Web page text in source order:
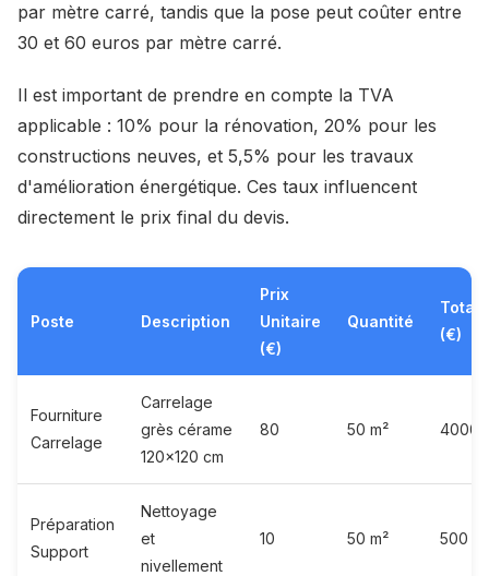
par mètre carré, tandis que la pose peut coûter entre
30 et 60 euros par mètre carré.
Il est important de prendre en compte la TVA
applicable : 10% pour la rénovation, 20% pour les
constructions neuves, et 5,5% pour les travaux
d'amélioration énergétique. Ces taux influencent
directement le prix final du devis.
Poste Description
Prix
Unitaire
(€)
Quantité
Total
(€)
Fourniture
Carrelage
Carrelage
grès cérame
120x120 cm
80 50 m² 4000
Préparation
Support
Nettoyage
et
nivellement
10 50 m² 500